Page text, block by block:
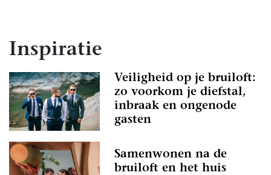
Inspiratie
Veiligheid op je bruiloft:
zo voorkom je diefstal,
inbraak en ongenode
gasten
Samenwonen na de
bruiloft en het huis